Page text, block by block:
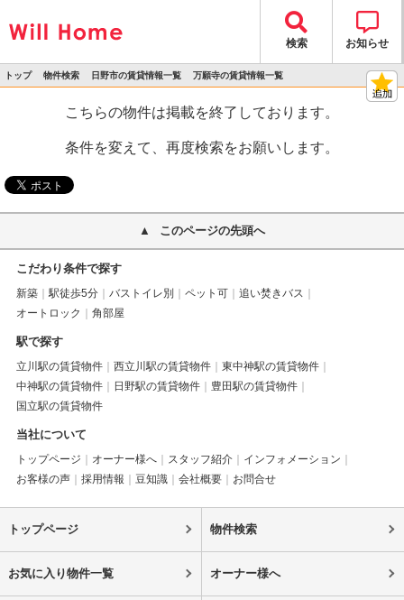
検索 お知らせ
トップ 物件検索 日野市の賃貸情報一覧 万願寺の賃貸情報一覧
こちらの物件は掲載を終了しております。
条件を変えて、再度検索をお願いします。
このページの先頭へ
こだわり条件で探す
新築 駅徒歩5分 バストイレ別 ペット可
追い焚きバス
オートロック
角部屋
駅で探す
立川駅の賃貸物件 西立川駅の賃貸物件
東中神駅の賃貸物件
中神駅の賃貸物件
日野駅の賃貸物件
豊田駅の賃貸物件
国立駅の賃貸物件
当社について
トップページ オーナー様へ スタッフ紹介
インフォメーション
お客様の声
採用情報 豆知識 会社概要 お問合せ
トップページ 物件検索
お気に入り物件一覧 オーナー様へ